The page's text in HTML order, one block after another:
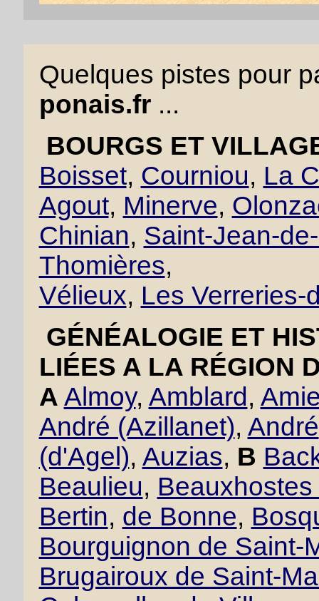
Quelques pistes pour
ponais.fr...
BOURGS ET
Boisset, Courniou, La
Agout, Minerve,
Chinian, Saint-Jean-
Thomières,
Vélieux, Les Verreries-
GÉNÉALOGIE ET
LIÉES A LA RÉGION
A Almoy, Amblard ,
André (Azillanet), André
(d'Agel), Auzias, B
Beaulieu,
Bertin, de Bonne,
Bourguignon de Saint-
Brugairoux de Saint-